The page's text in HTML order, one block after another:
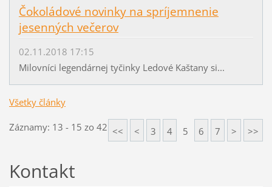
Čokoládové novinky na spríjemnenie
jesenných večerov
02.11.2018 17:15
Milovníci legendárnej tyčinky Ledové Kaštany si...
Všetky články
Záznamy: 13 - 15 zo 42 << < 3 4 5 6 7 > >>
Kontakt